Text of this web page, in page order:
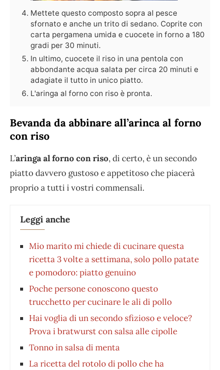
Mettete questo composto sopra al pesce
sfornato e anche un trito di sedano. Coprite con
carta pergamena umida e cuocete in forno a 180
gradi per 30 minuti.
In ultimo, cuocete il riso in una pentola con
abbondante acqua salata per circa 20 minuti e
adagiate il tutto in unico piatto.
L'aringa al forno con riso è pronta.
Bevanda da abbinare all’arinca al forno
con riso
L’aringa al forno con riso, di certo, è un secondo
piatto davvero gustoso e appetitoso che piacerà
proprio a tutti i vostri commensali.
Leggi anche
Mio marito mi chiede di cucinare questa
ricetta 3 volte a settimana, solo pollo patate
e pomodoro: piatto genuino
Poche persone conoscono questo
trucchetto per cucinare le ali di pollo
Hai voglia di un secondo sfizioso e veloce?
Prova i bratwurst con salsa alle cipolle
Tonno in salsa di menta
La ricetta del rotolo di pollo che ha